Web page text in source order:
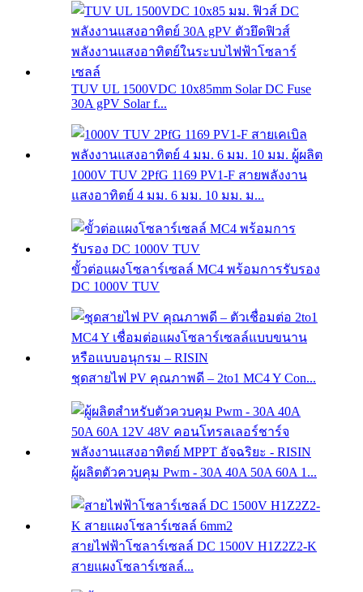
TUV UL 1500VDC 10x85mm Solar DC Fuse
30A gPV Solar f...
1000V TUV 2PfG 1169 PV1-F สายพลังงาน
แสงอาทิตย์ 4 มม. 6 มม. 10 มม. ม...
ขั้วต่อแผงโซลาร์เซลล์ MC4 พร้อมการรับรอง
DC 1000V TUV
ชุดสายไฟ PV คุณภาพดี – 2to1 MC4 Y Con...
ผู้ผลิตตัวควบคุม Pwm - 30A 40A 50A 60A 1...
สายไฟฟ้าโซลาร์เซลล์ DC 1500V H1Z2Z2-K
สายแผงโซลาร์เซลล์...